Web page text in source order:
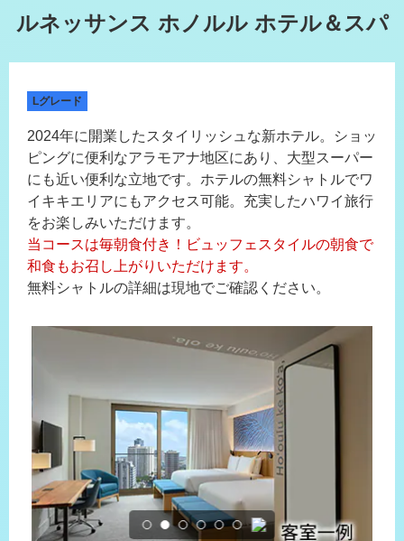
ルネッサンス ホノルル ホテル＆スパ
Lグレード
2024年に開業したスタイリッシュな新ホテル。ショッ
ピングに便利なアラモアナ地区にあり、大型スーパー
にも近い便利な立地です。ホテルの無料シャトルでワ
イキキエリアにもアクセス可能。充実したハワイ旅行
をお楽しみいただけます。
当コースは毎朝食付き！ビュッフェスタイルの朝食で
和食もお召し上がりいただけます。
無料シャトルの詳細は現地でご確認ください。